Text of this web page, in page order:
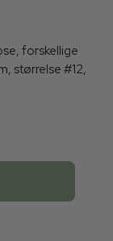
forskellige
størrelse #12,